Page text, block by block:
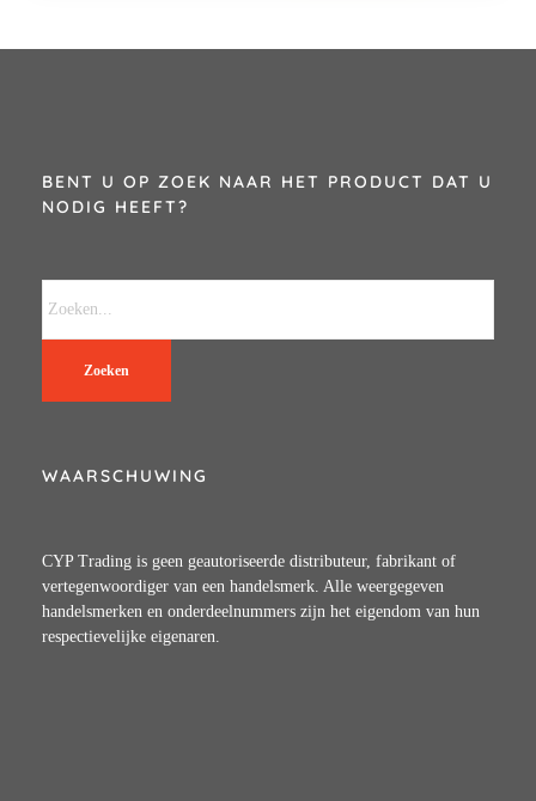
BENT U OP ZOEK NAAR HET PRODUCT DAT U
NODIG HEEFT?
Zoeken
WAARSCHUWING
CYP Trading is geen geautoriseerde distributeur, fabrikant of
vertegenwoordiger van een handelsmerk. Alle weergegeven
handelsmerken en onderdeelnummers zijn het eigendom van hun
respectievelijke eigenaren.